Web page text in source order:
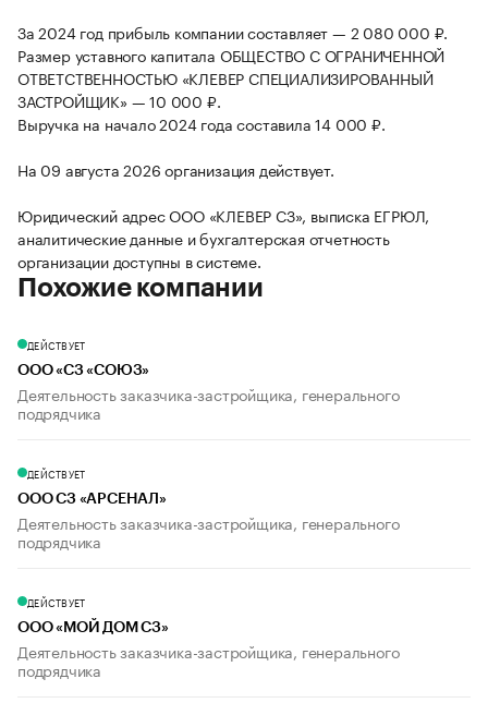
За 2024 год прибыль компании составляет — 2 080 000 ₽.
Размер уставного капитала ОБЩЕСТВО С ОГРАНИЧЕННОЙ
ОТВЕТСТВЕННОСТЬЮ «КЛЕВЕР СПЕЦИАЛИЗИРОВАННЫЙ
ЗАСТРОЙЩИК» — 10 000 ₽.
Выручка на начало 2024 года составила 14 000 ₽.
На 09 августа 2026 организация действует.
Юридический адрес ООО «КЛЕВЕР СЗ», выписка ЕГРЮЛ,
аналитические данные и бухгалтерская отчетность
организации доступны в системе.
Похожие компании
ДЕЙСТВУЕТ
ООО «СЗ «СОЮЗ»
Деятельность заказчика-застройщика, генерального
подрядчика
ДЕЙСТВУЕТ
ООО СЗ «АРСЕНАЛ»
Деятельность заказчика-застройщика, генерального
подрядчика
ДЕЙСТВУЕТ
ООО «МОЙ ДОМ СЗ»
Деятельность заказчика-застройщика, генерального
подрядчика